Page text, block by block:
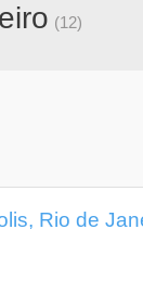
(12)
Rio de